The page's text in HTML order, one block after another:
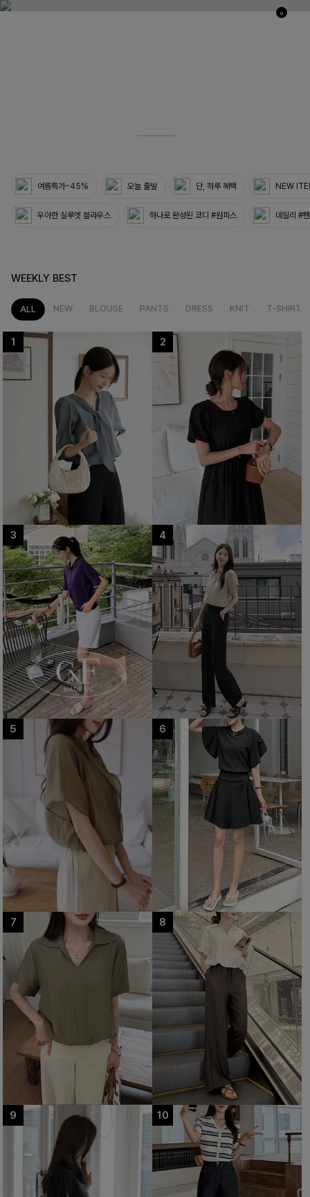
0
여름특가~45% 오늘 출발 단, 하루 혜택 NEW
우아한 실루엣 블라우스 하나로 완성된 코디 #원피스 데일리 #
WEEKLY BEST
ALL NEW BLOUSE PANTS DRESS KNIT T-SHIRT